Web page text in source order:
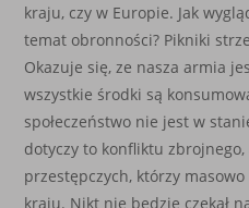
kraju, czy w Europie. Jak
temat obronności? Pikniki
Okazuje się, ze nasza armia
wszystkie środki są
społeczeństwo nie jest w
dotyczy to konfliktu
przestępczych, którzy
kraju. Nikt nie będzie czekał